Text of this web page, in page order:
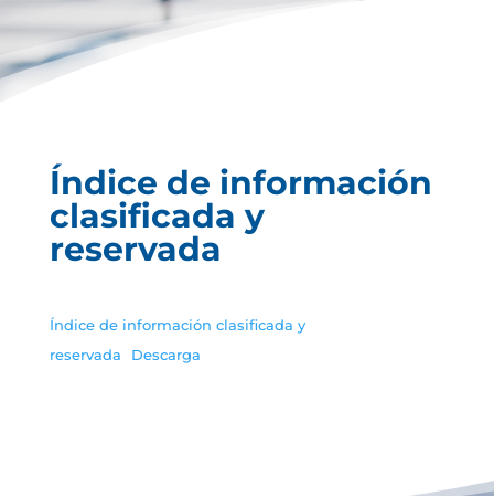
Índice de información
clasificada y
reservada
Índice de información clasificada y
reservada
Descarga